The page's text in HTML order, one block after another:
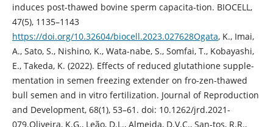
induces post-thawed bovine sperm capacita-tion. BIOCELL,
47(5), 1135–1143
https://doi.org/10.32604/biocell.2023.027628Ogata, K., Imai,
A., Sato, S., Nishino, K., Wata-nabe, S., Somfai, T., Kobayashi,
E., Takeda, K. (2022). Effects of reduced glutathione supple-
mentation in semen freezing extender on fro-zen-thawed
bull semen and in vitro fertilization. Journal of Reproduction
and Development, 68(1), 53–61. doi: 10.1262/jrd.2021-
079.Oliveira, K.G., Leão, D.L., Almeida, D.V.C., San-tos, R.R.,